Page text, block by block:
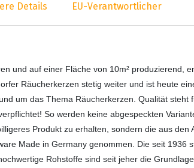
Details EU-Verantwortlicher
und auf einer Fläche von 10m² produzierend,
Räucherkerzen stetig weiter und ist heute
um das Thema Räucherkerzen. Qualität steht
So werden keine abgespeckten
Produkt zu erhalten, sondern die aus den
Made in Germany genommen. Die seit 1936
Rohstoffe sind seit jeher die